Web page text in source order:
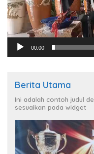
00:00
Berita Utama
Ini adalah contoh judul
sesuaikan pada widget